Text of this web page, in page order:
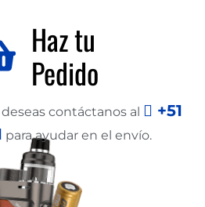
Haz tu
Pedido
contáctanos al
+51
para ayudar en el envío.